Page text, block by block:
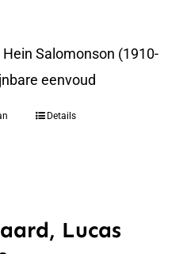
Hein Salomonson (1910-
eenvoud
Details
Lucas